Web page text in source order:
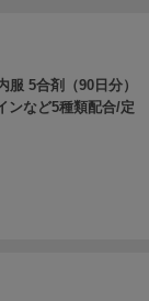
服 5合剤（90日分）
ンなど5種類配合/定